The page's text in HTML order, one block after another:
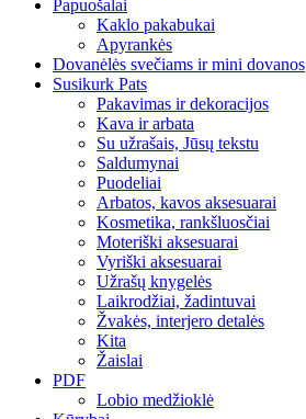
Papuošalai
Kaklo pakabukai
Apyrankės
Dovanėlės svečiams ir mini dovanos
Susikurk Pats
Pakavimas ir dekoracijos
Kava ir arbata
Su užrašais, Jūsų tekstu
Saldumynai
Puodeliai
Arbatos, kavos aksesuarai
Kosmetika, rankšluosčiai
Moteriški aksesuarai
Vyriški aksesuarai
Užrašų knygelės
Laikrodžiai, žadintuvai
Žvakės, interjero detalės
Kita
Žaislai
PDF
Lobio medžioklė